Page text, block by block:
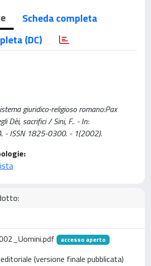
Scheda completa
(DC)
giuridico-religioso romano:Pax
Dèi, sacrifici / Sini, F.. - In:
- ISSN 1825-0300. - 1(2002).
accesso aperto
(versione finale pubblicata)